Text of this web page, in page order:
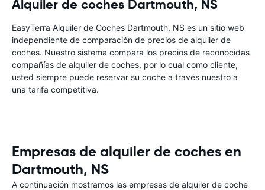
Alquiler de coches Dartmouth, NS
EasyTerra Alquiler de Coches Dartmouth, NS es un sitio web
independiente de comparación de precios de alquiler de
coches. Nuestro sistema compara los precios de reconocidas
compañías de alquiler de coches, por lo cual como cliente,
usted siempre puede reservar su coche a través nuestro a
una tarifa competitiva.
Empresas de alquiler de coches en
Dartmouth, NS
A continuación mostramos las empresas de alquiler de coche